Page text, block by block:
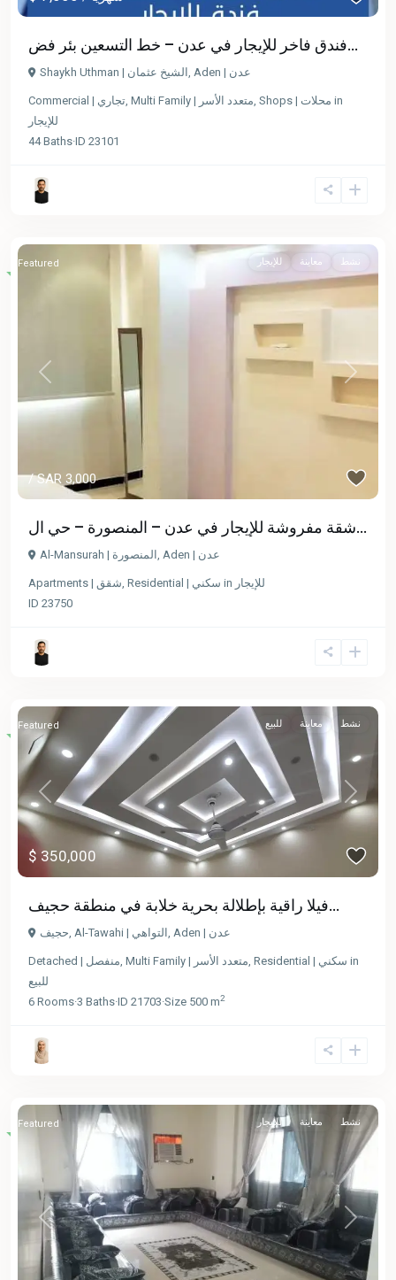
فندق فاخر للإيجار في عدن – خط التسعين بئر فض...
Shaykh Uthman | الشيخ عثمان Aden | عدن
Commercial | تجاري Multi Family | متعدد الأسر Shops | محلات in
للإيجار
44Baths·ID 23101
Previous Next
/ SAR 3,000
للإيجار معاينة نشط Featured
شقة مفروشة للإيجار في عدن – المنصورة – حي ال...
Al-Mansurah | المنصورة Aden | عدن
Apartments | شقق Residential | سكني in للإيجار
ID 23750
Previous Next
$ 350,000
للبيع معاينة نشط Featured
فيلا راقية بإطلالة بحرية خلابة في منطقة حجيف...
حجيف Al-Tawahi | التواهي Aden | عدن
Detached | منفصل Multi Family | متعدد الأسر Residential | سكني in
للبيع
6 Rooms·3 Baths·ID 21703·Size 500 m2
Previous Next
للإيجار معاينة نشط Featured